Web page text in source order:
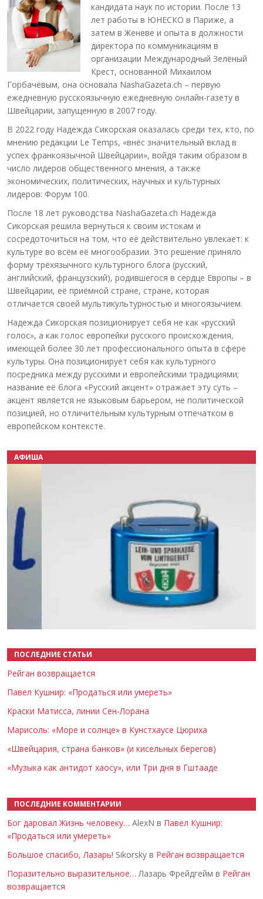
кандидата наук по истории. После 13
лет работы в ЮНЕСКО в Париже, а
затем в Женеве и опыта в должности
директора по коммуникациям в
организации Международный Зелёный
Крест, основанной Михаилом
Горбачёвым, она основала NashaGazeta.ch – первую
ежедневную русскоязычную ежедневную онлайн-газету в
Швейцарии, запущенную в 2007 году.
В 2022 году Надежда Сикорская оказалась среди тех, кто, по
мнению редакции Le Temps, «внёс значительный вклад в
успех франкоязычной Швейцарии», войдя таким образом в
число лидеров общественного мнения, а также
экономических, политических, научных и культурных
лидеров: Форум 100.
После 18 лет руководства NashaGazeta.ch Надежда
Сикорская решила вернуться к своим истокам и
сосредоточиться на том, что её действительно увлекает: к
культуре во всём её многообразии. Это решение приняло
форму трёхязычного культурного блога (русский,
английский, французский), родившегося в сердце Европы – в
Швейцарии, её приёмной стране, стране, которая
отличается своей мультикультурностью и многоязычием.
Надежда Сикорская позиционирует себя не как «русский
голос», а как голос европейки русского происхождения,
имеющей более 30 лет профессионального опыта в сфере
культуры. Она позиционирует себя как культурного
посредника между русскими и европейскими традициями;
название её блога «Русский акцент» отражает эту суть –
акцент является не языковым барьером, не политической
позицией, но отличительным культурным отпечатком в
европейском контексте.
АФИША
ПОСЛЕДНИЕ СТАТЬИ
Рейган возвращается
Павел Кушнир: «Продаться или умереть»
Краски Матисса, линии Сен-Лорана
Марисоль: «Море и солнце» в Кунстхаусе Цюриха
«Швейцария, страна банков» (и кисельных берегов)
«Музыка как антидот хаосу», или Три дня в Гштааде
ПОСЛЕДНИЕ КОММЕНТАРИИ
Бог даровал Жизнь человеку… AlexN в Павел Кушнир:
«Продаться или умереть»
Большое спасибо, Лазарь! Sikorsky в Рейган возвращается
Поразительно выразительное… Лазарь Фрейдгейм в Рейган
возвращается